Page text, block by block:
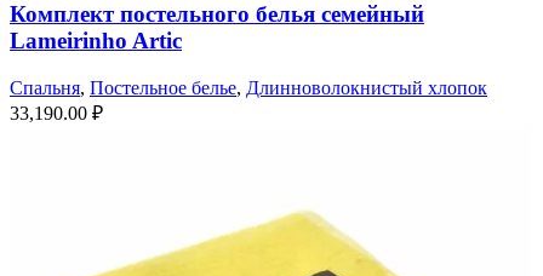
Комплект постельного белья семейный
Lameirinho Artic
Спальня, Постельное белье, Длинноволокнистый хлопок
33,190.00 ₽